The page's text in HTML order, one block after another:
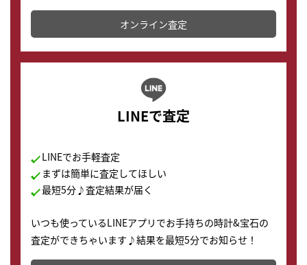
かります。
オンライン査定
LINEで査定
LINEでお手軽査定
まずは簡単に査定してほしい
最短5分♪査定結果が届く
いつも使っているLINEアプリでお手持ちの時計&宝石の
査定ができちゃいます♪結果を最短5分でお知らせ！
どこからでもすぐに査定金額を知ることが出来ます。